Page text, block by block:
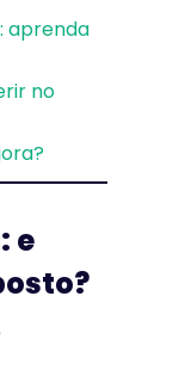
aprenda
no
e